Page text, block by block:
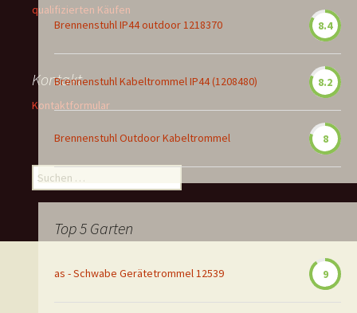
Brennenstuhl IP44 outdoor 1218370 8.4
Brennenstuhl Kabeltrommel IP44 (1208480) 8.2
Brennenstuhl Outdoor Kabeltrommel 8
Top 5 Garten
as - Schwabe Gerätetrommel 12539 9
qualifizierten Käufen
Kontakt
Kontaktformular
Suchen
nach: